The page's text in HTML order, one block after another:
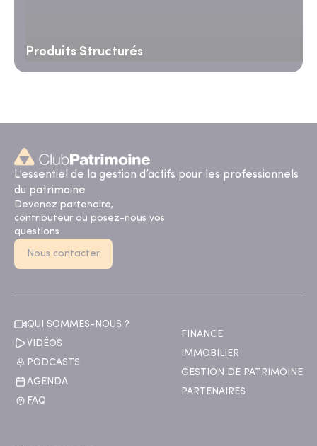
Produits Structurés
L’essentiel de la gestion d’actifs pour les professionnels
du patrimoine
Devenez partenaire,
contributeur ou posez-nous vos
questions
Nous contacter
QUI SOMMES-NOUS ?
VIDÉOS
PODCASTS
AGENDA
FAQ
FINANCE
IMMOBILIER
GESTION DE PATRIMOINE
PARTENAIRES